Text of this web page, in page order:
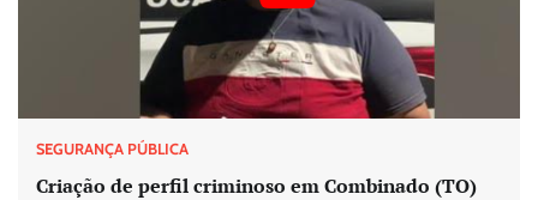
SEGURANÇA PÚBLICA
Criação de perfil criminoso em Combinado (TO)